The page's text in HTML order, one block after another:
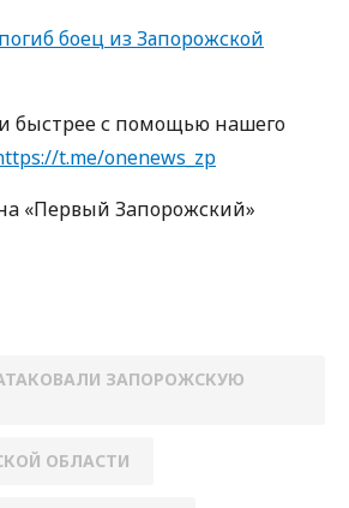
боец из Запорожской
быстрее с пoмoщью нaшегo
t.me/onenews_zp
«Первый Зaпoрoжский»
ЗАПОРОЖСКУЮ
ОБЛАСТИ